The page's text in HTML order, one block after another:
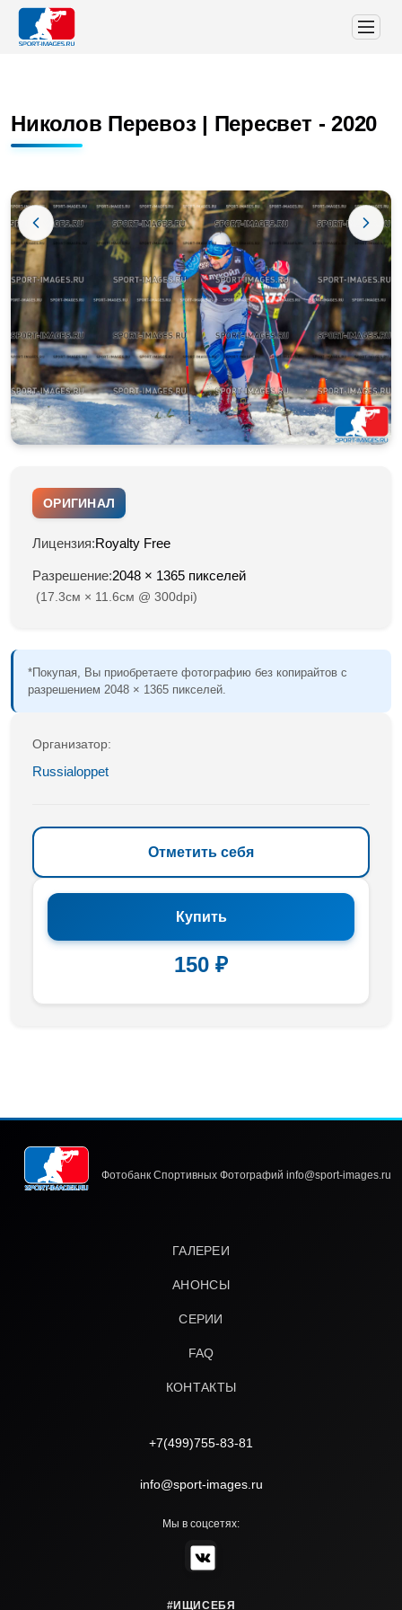
Николов Перевоз | Пересвет - 2020
ОРИГИНАЛ
Лицензия:Royalty Free
Разрешение:2048 × 1365 пикселей
(17.3см × 11.6см @ 300dpi)
*Покупая, Вы приобретаете фотографию без копирайтов с
разрешением 2048 × 1365 пикселей.
Организатор:
Russialoppet
Отметить себя
Купить
150 ₽
Фотобанк Спортивных Фотографий info@sport-images.ru
ГАЛЕРЕИ
АНОНСЫ
СЕРИИ
FAQ
КОНТАКТЫ
+7(499)755-83-81
info@sport-images.ru
Мы в соцсетях:
#ИЩИСЕБЯ